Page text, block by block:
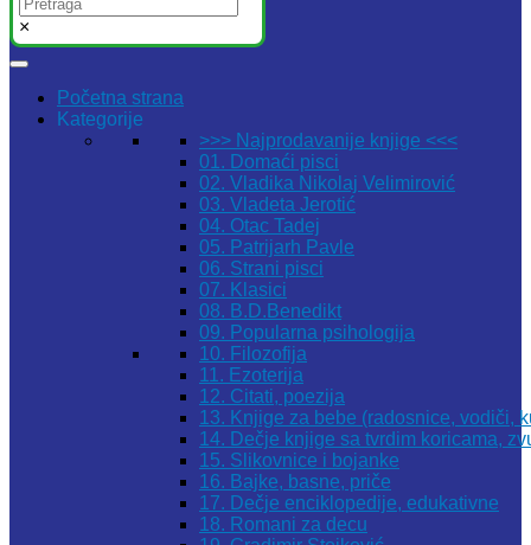
×
Početna strana
Kategorije
>>> Najprodavanije knjige <<<
01. Domaći pisci
02. Vladika Nikolaj Velimirović
03. Vladeta Jerotić
04. Otac Tadej
05. Patrijarh Pavle
06. Strani pisci
07. Klasici
08. B.D.Benedikt
09. Popularna psihologija
10. Filozofija
11. Ezoterija
12. Citati, poezija
13. Knjige za bebe (radosnice, vodiči,
14. Dečje knjige sa tvrdim koricama,
15. Slikovnice i bojanke
16. Bajke, basne, priče
17. Dečje enciklopedije, edukativne
18. Romani za decu